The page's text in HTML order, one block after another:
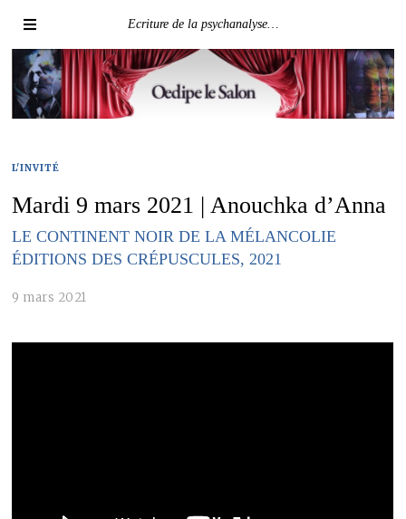
Ecriture de la psychanalyse…
L'INVITÉ
Mardi 9 mars 2021 | Anouchka d’Anna
LE CONTINENT NOIR DE LA MÉLANCOLIE
ÉDITIONS DES CRÉPUSCULES, 2021
9 mars 2021